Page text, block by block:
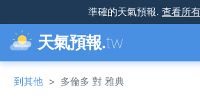
準確的天氣預報. 查看所
天氣預報.tw
到其他 > 多倫多 對 雅典